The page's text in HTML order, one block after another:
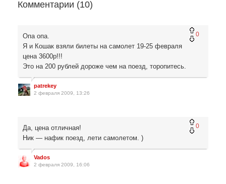
Комментарии (10)
0
Опа опа.
Я и Кошак взяли билеты на самолет 19-25 февраля
цена 3600р!!!
Это на 200 рублей дороже чем на поезд, торопитесь.
patrekey
2 февраля 2009, 13:26
0
Да, цена отличная!
Ник — нафик поезд, лети самолетом. )
Vados
2 февраля 2009, 16:06